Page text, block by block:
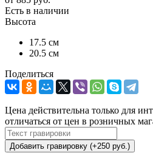
Есть в наличии
Высота
17.5 см
20.5 см
Поделиться
Цена действительна только для
отличаться от цен в розничных
Добавить гравировку (+250 руб.)